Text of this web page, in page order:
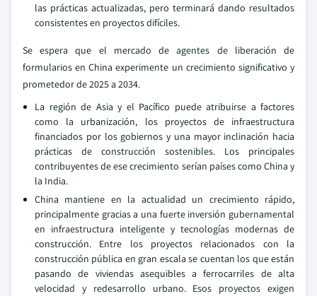
las prácticas actualizadas, pero terminará dando resultados
consistentes en proyectos difíciles.
Se espera que el mercado de agentes de liberación de
formularios en China experimente un crecimiento significativo y
prometedor de 2025 a 2034.
La región de Asia y el Pacífico puede atribuirse a factores
como la urbanización, los proyectos de infraestructura
financiados por los gobiernos y una mayor inclinación hacia
prácticas de construcción sostenibles. Los principales
contribuyentes de ese crecimiento serían países como China y
la India.
China mantiene en la actualidad un crecimiento rápido,
principalmente gracias a una fuerte inversión gubernamental
en infraestructura inteligente y tecnologías modernas de
construcción. Entre los proyectos relacionados con la
construcción pública en gran escala se cuentan los que están
pasando de viviendas asequibles a ferrocarriles de alta
velocidad y redesarrollo urbano. Esos proyectos exigen